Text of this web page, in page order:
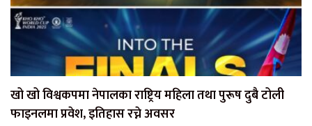
खो खो विश्वकपमा नेपालका राष्ट्रिय महिला तथा पुरूष दुबै टोली
फाइनलमा प्रवेश, इतिहास रच्ने अवसर